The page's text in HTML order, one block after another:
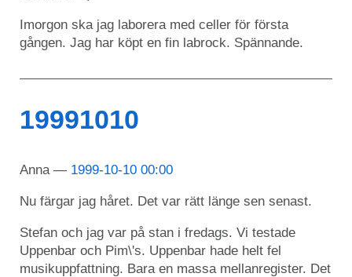
Imorgon ska jag laborera med celler för första
gången. Jag har köpt en fin labrock. Spännande.
19991010
Anna 1999-10-10 00:00
Nu färgar jag håret. Det var rätt länge sen senast.
Stefan och jag var på stan i fredags. Vi testade
Uppenbar och Pim\'s. Uppenbar hade helt fel
musikuppfattning. Bara en massa mellanregister. Det